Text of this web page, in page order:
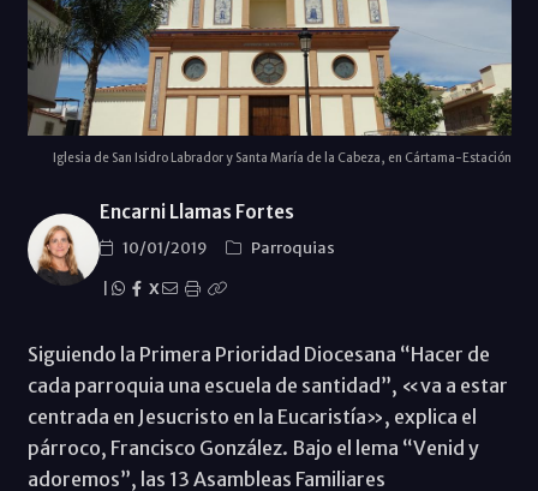
Iglesia de San Isidro Labrador y Santa María de la Cabeza, en Cártama-Estación
Encarni Llamas Fortes
10/01/2019
Parroquias
X
Siguiendo la Primera Prioridad Diocesana “Hacer de
cada parroquia una escuela de santidad”, «va a estar
centrada en Jesucristo en la Eucaristía», explica el
párroco, Francisco González. Bajo el lema “Venid y
adoremos”, las 13 Asambleas Familiares